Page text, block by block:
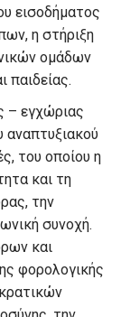
εισοδήματος
η στήριξη
ομάδων
παιδείας.
– εγχώριας
αναπτυξιακού
του οποίου η
και τη
την
συνοχή.
και
φορολογικής